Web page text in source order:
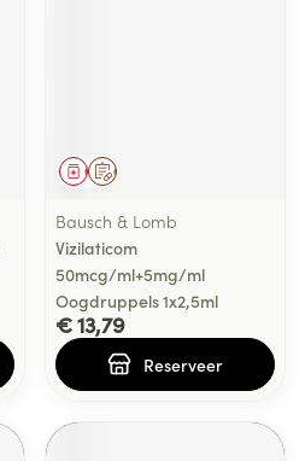
Op voorschrift
Geneesmiddel
Bausch & Lomb
Vizilaticom
50mcg/ml+5mg/ml
Oogdruppels 1x2,5ml
€ 13,79
Reserveer